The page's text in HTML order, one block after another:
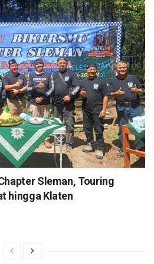
Sleman, Touring
hingga Klaten